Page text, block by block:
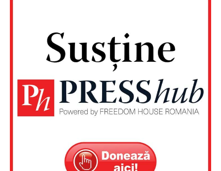
Despre noi / Echipa
Proiecte editoriale
Rețea
Contact